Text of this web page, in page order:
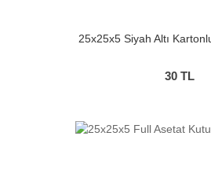
25x25x5 Siyah Altı
30 TL